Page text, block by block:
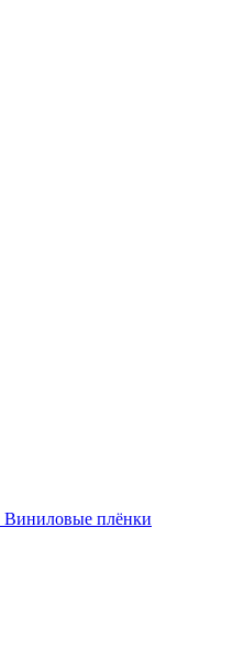
Виниловые плёнки